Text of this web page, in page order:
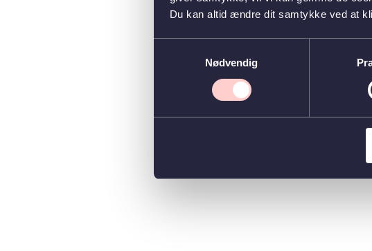
Du kan altid ændre dit samtykke ved at
Nødvendig